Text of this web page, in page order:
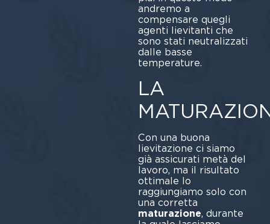
andremo a
compensare quegli
agenti lievitanti che
sono stati neutralizzati
dalle basse
temperature.
LA
Con una buona
lievitazione ci siamo
già assicurati metà del
lavoro, ma il risultato
ottimale lo
raggiungiamo solo con
una corretta
maturazione, durante